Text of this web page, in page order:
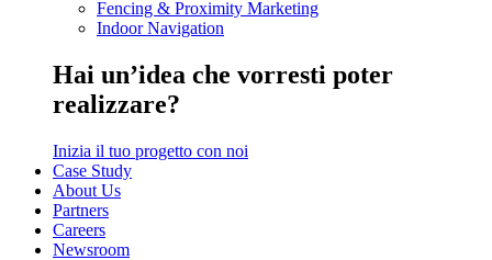
Fencing & Proximity Marketing
Indoor Navigation
Hai un’idea che vorresti poter
realizzare?
Inizia il tuo progetto con noi
Case Study
About Us
Partners
Careers
Newsroom